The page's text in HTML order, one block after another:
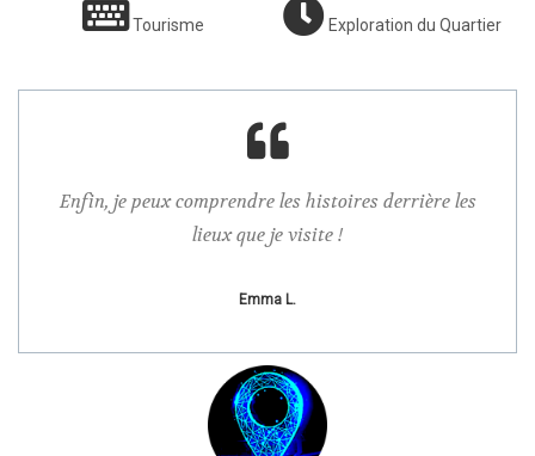
Tourisme Exploration du Quartier
Enfin, je peux comprendre les histoires derrière les
lieux que je visite !
Emma L.